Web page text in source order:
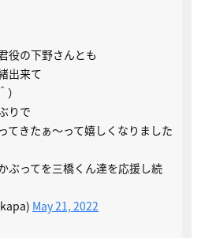
役の下野さんとも
出来て
りで
てきたぁ〜って嬉しくなりました
ぶってを三橋くん達を応援し続
May 21, 2022